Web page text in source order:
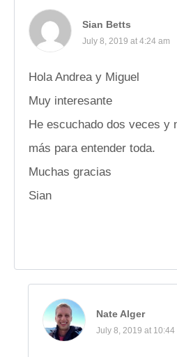
Sian Betts
July 8, 2019 at 4:24 am
Hola Andrea y Miguel
Muy interesante
He escuchado dos veces y
más para entender toda.
Muchas gracias
Sian
Nate Alger
July 8, 2019 at 10:44